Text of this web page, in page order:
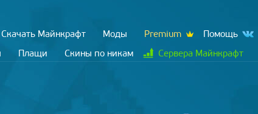
Скачать Майнкрафт Моды Premium
Помощь
Плащи Скины по никам Сервера Майнкрафт